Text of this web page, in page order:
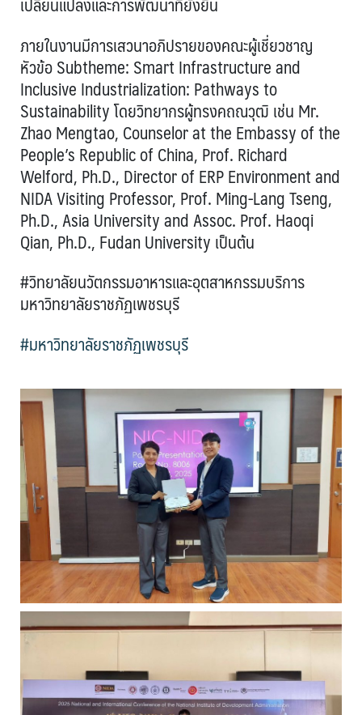
ภายในงานมีการเสวนาอภิปรายของคณะผู้เชี่ยวชาญ
หัวข้อ Subtheme: Smart Infrastructure and
Inclusive Industrialization: Pathways to
Sustainability โดยวิทยากรผู้ทรงคถณวุฒิ เช่น Mr.
Zhao Mengtao, Counselor at the Embassy of the
People’s Republic of China, Prof. Richard
Welford, Ph.D., Director of ERP Environment and
NIDA Visiting Professor, Prof. Ming-Lang Tseng,
Ph.D., Asia University and Assoc. Prof. Haoqi
Qian, Ph.D., Fudan University เป็นต้น
#วิทยาลัยนวัตกรรมอาหารและอุตสาหกรรมบริการ
มหาวิทยาลัยราชภัฏเพชรบุรี
#มหาวิทยาลัยราชภัฏเพชรบุรี